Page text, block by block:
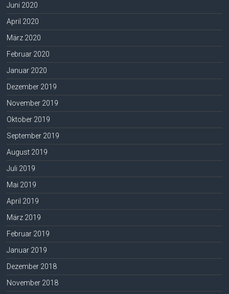
Juni 2020
April 2020
März 2020
Februar 2020
Januar 2020
Dezember 2019
November 2019
Oktober 2019
September 2019
August 2019
Juli 2019
Mai 2019
April 2019
März 2019
Februar 2019
Januar 2019
Dezember 2018
November 2018